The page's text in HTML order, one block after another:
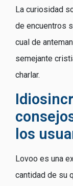
La curiosidad
de encuentros
cual de
semejante
charlar.
los
Lovoo es una
cantidad de su